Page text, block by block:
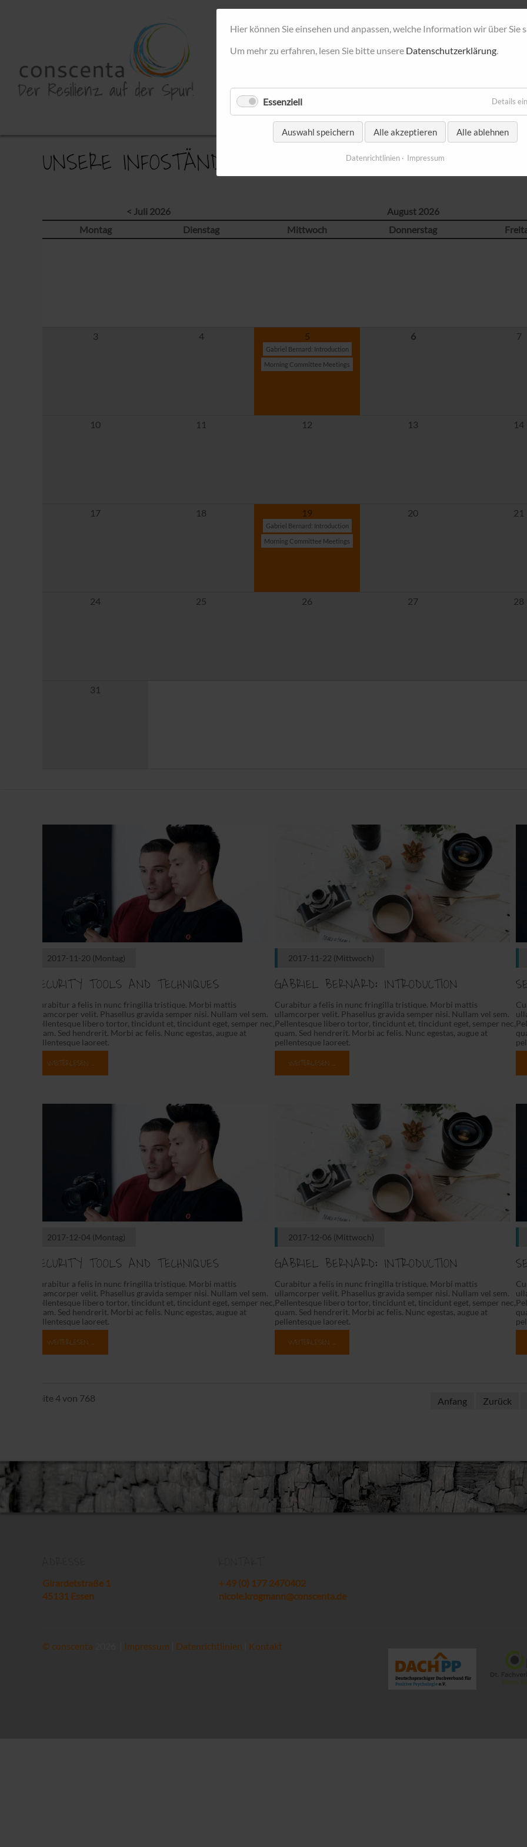
MEIN PORTFOLIO MEINE ARBEITSWEISE
UNSERE INFOSTÄNDE
< Juli 2026 August 2026
Montag
Dienstag Mittwoch Donnerstag
3 4 5
Gabriel Bernard: Introduction
Morning Committee Meetings
6 7
10 11 12 13 14
17 18 19
Gabriel Bernard: Introduction
Morning Committee Meetings
20 21
24 25 26 27 28
31
2017-11-20 (Montag)
SECURITY TOOLS AND TECHNIQUES
Curabitur a felis in nunc fringilla tristique. Morbi mattis
ullamcorper velit. Phasellus gravida semper nisi. Nullam vel sem.
Pellentesque libero tortor, tincidunt et, tincidunt eget, semper nec,
quam. Sed hendrerit. Morbi ac felis. Nunc egestas, augue at
pellentesque laoreet.
WEITERLESEN …
2017-11-22 (Mittwoch)
GABRIEL BERNARD: INTRODUCTION
Curabitur a felis in nunc fringilla tristique. Morbi mattis
ullamcorper velit. Phasellus gravida semper nisi. Nullam vel sem.
Pellentesque libero tortor, tincidunt et, tincidunt eget, semper nec,
quam. Sed hendrerit. Morbi ac felis. Nunc egestas, augue at
pellentesque laoreet.
WEITERLESEN …
2017-12-04 (Montag)
SECURITY TOOLS AND TECHNIQUES
Curabitur a felis in nunc fringilla tristique. Morbi mattis
ullamcorper velit. Phasellus gravida semper nisi. Nullam vel sem.
Pellentesque libero tortor, tincidunt et, tincidunt eget, semper nec,
quam. Sed hendrerit. Morbi ac felis. Nunc egestas, augue at
pellentesque laoreet.
WEITERLESEN …
2017-12-06 (Mittwoch)
GABRIEL BERNARD: INTRODUCTION
Curabitur a felis in nunc fringilla tristique. Morbi mattis
ullamcorper velit. Phasellus gravida semper nisi. Nullam vel sem.
Pellentesque libero tortor, tincidunt et, tincidunt eget, semper nec,
quam. Sed hendrerit. Morbi ac felis. Nunc egestas, augue at
pellentesque laoreet.
WEITERLESEN …
Seite 4 von 768 Anfang Zurück
Girardetstraße 1
45131 Essen
+ 49 (0) 177 2470402
nicole.krogmann@conscenta.de
© conscenta Impressum Datenrichtlinien Kontakt
Hier können Sie einsehen und anpassen, welche Information wir über Sie
Um mehr zu erfahren, lesen Sie bitte unsere Datenschutzerklärung.
Essenziell Details
Auswahl speichern Alle akzeptieren Alle ablehnen
Datenrichtlinien Impressum